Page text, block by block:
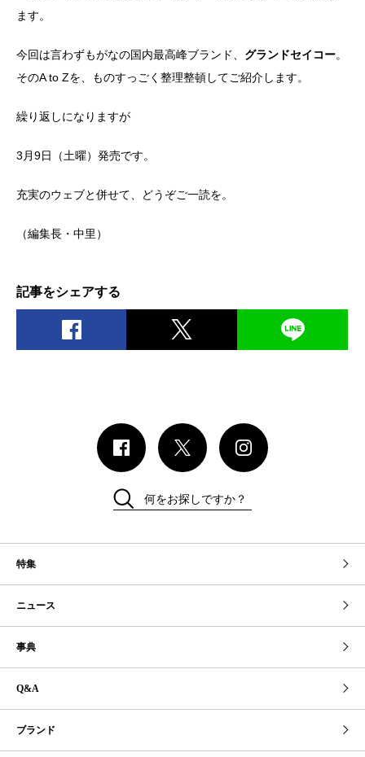
ます。
今回は言わずもがなの国内最高峰ブランド、 グランドセイコー。
そのA to Zを、ものすっごく整理整頓してご紹介します。
繰り返しになりますが
3月9日（土曜）発売です。
充実のウェブと併せて、どうぞご一読を。
（編集長・中里）
記事をシェアする
特集
ニュース
事典
Q&A
ブランド
何をお探しですか？